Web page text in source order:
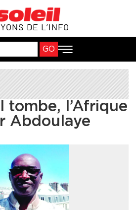
DE L’INFO
GO
tombe, l’Afrique
Abdoulaye